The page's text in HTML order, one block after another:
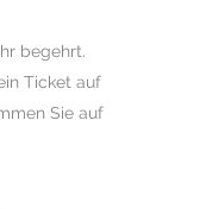
begehrt.
Ticket auf
Sie auf